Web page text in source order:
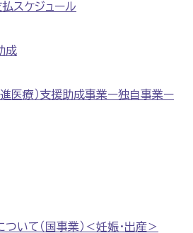
スケジュール
成
医療）支援助成事業ー独自事業ー
いて（国事業）＜妊娠・出産＞